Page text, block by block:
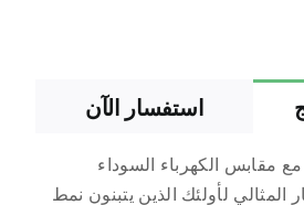
استفسار الآن
مع مقابس الكهرباء السوداء
المثالي لأولئك الذين يتبنون نمط